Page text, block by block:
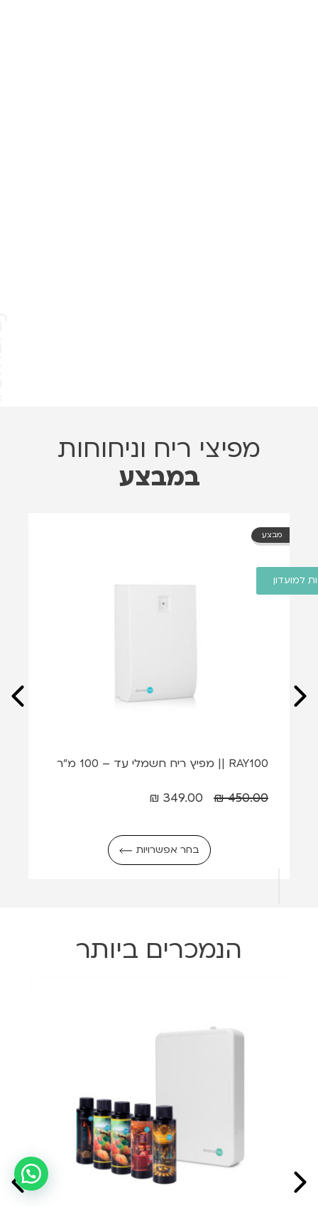
מפיצי ריח וניחוחות
במבצע
מבצע
RAY100 || מפיץ ריח חשמלי עד – 100 מ"ר
450.00
₪
349.00
₪
בחר אפשרויות
הנמכרים ביותר
למועדון
איך אפשר לעזור?